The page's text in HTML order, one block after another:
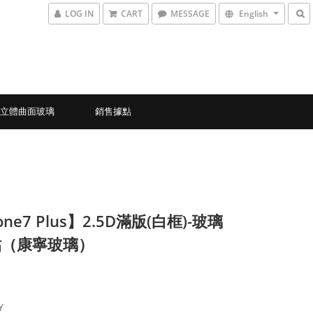
LOG IN CART MESSAGE English
體曲面玻璃 銷售據點
Plus】2.5D滿版(白框)-玻璃
康寧玻璃）